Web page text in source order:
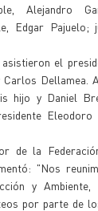
Alejandro
Edgar
el
Dellamea.
hijo y Daniel
de la
"Nos
y Ambiente,
por parte de